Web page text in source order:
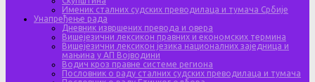
Именик сталних судских преводилаца и тумача Србије
Унапређење рада
Дневник извршених превода и овера
Вишејезични лексикон правних и економских термина
Вишејезични лексикон језика националних заједница и
мањина у АП Војводини
Водич кроз правне системе региона
Пословник о раду сталних судских преводилаца и тумача